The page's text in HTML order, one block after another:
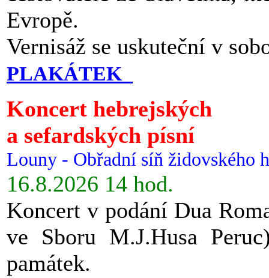
Evropě.
Vernisáž se uskuteční v
PLAKÁTEK
Koncert hebrejských
a sefardských písní
Louny - Obřadní síň židovského
16.8.2026 14 hod.
Koncert v podání Dua
ve Sboru M.J.Husa
památek.